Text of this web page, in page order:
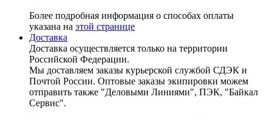
Более подробная информация о способах оплаты
указана на этой странице
Доставка
Доставка осуществляется только на территории
Российской Федерации.
Мы доставляем заказы курьерской службой СДЭК и
Почтой России. Оптовые заказы экипировки можем
отправить также "Деловыми Линиями", ПЭК, "Байкал
Сервис".